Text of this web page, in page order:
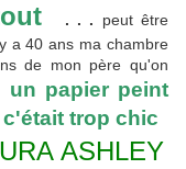
. . . peut être
a 40 ans ma chambre
de mon père qu'on
papier peint
trop chic
ASHLEY